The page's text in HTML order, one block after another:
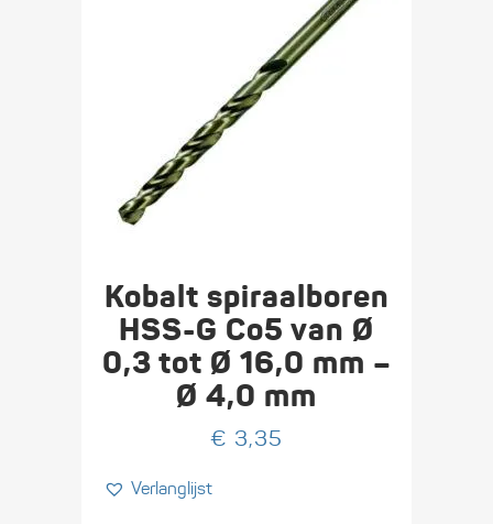
Kobalt spiraalboren
HSS-G Co5 van Ø
0,3 tot Ø 16,0 mm –
Ø 4,0 mm
€ 3,35
Verlanglijst